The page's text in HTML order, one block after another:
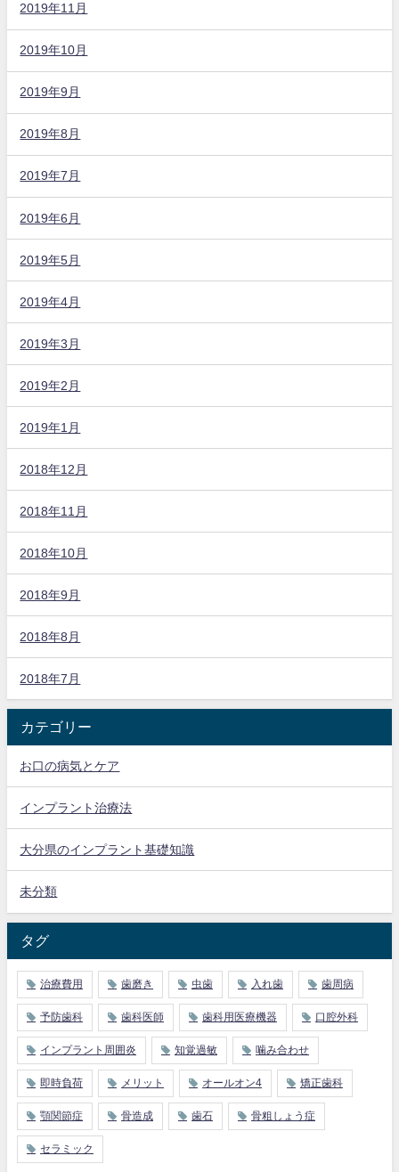
2019年11月
2019年10月
2019年9月
2019年8月
2019年7月
2019年6月
2019年5月
2019年4月
2019年3月
2019年2月
2019年1月
2018年12月
2018年11月
2018年10月
2018年9月
2018年8月
2018年7月
カテゴリー
お口の病気とケア
インプラント治療法
大分県のインプラント基礎知識
未分類
タグ
治療費用 歯磨き 虫歯 入れ歯 歯周病
予防歯科 歯科医師 歯科用医療機器 口腔外科
インプラント周囲炎 知覚過敏 噛み合わせ
即時負荷 メリット オールオン4 矯正歯科
顎関節症 骨造成 歯石 骨粗しょう症
セラミック